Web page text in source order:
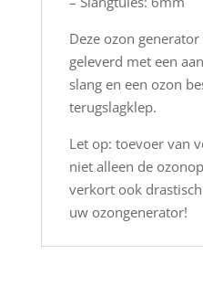
Deze ozon
geleverd met een
slang en een ozon
terugslagklep.
Let op: toevoer van
niet alleen de
verkort ook
uw ozongenerator!